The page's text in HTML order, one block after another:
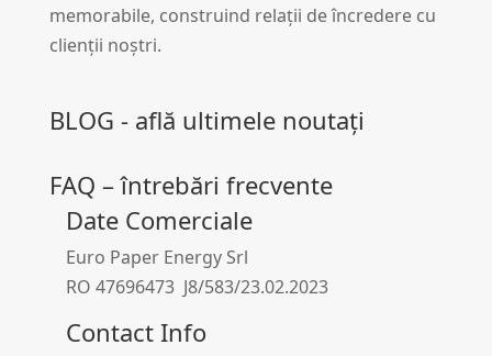
memorabile, construind relații de încredere cu
clienții noștri.
BLOG - află ultimele noutați
FAQ – întrebări frecvente
Date Comerciale
Euro Paper Energy Srl
RO 47696473 J8/583/23.02.2023
Contact Info